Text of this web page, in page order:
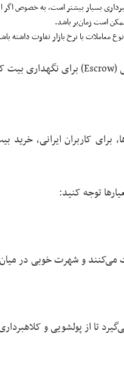
بسیار بیشتر است، به خصوص اگر
است زمان‌بر باشد.
معاملات با نرخ بازار تفاوت داشته
برای کاربران ایرانی،
توجه کنید:
و شهرت خوبی در میان
تا از پولشویی و